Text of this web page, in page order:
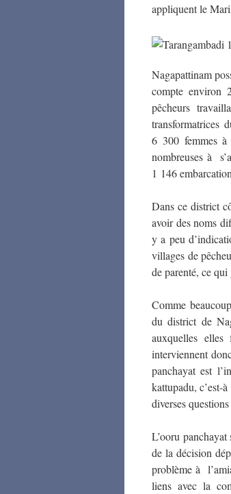
appliquent le
Nagapattinam
compte environ
pêcheurs
transformatrices
6 300 femmes
nombreuses à
1 146
Dans ce district
avoir des noms
y a peu
villages de
de parenté, ce
Comme
du district de
auxquelles
interviennent
panchayatest
kattupadu, c’est-
diverses
L’ooru panchayat
de la décision
problème à
liens avec la